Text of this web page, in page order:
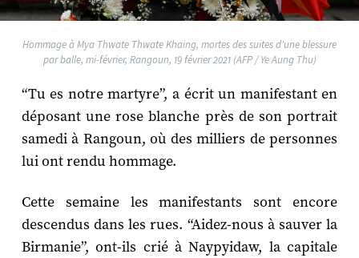
Hommage à Mya Thwate Thwate Khaing, mortes des suites d'une blessure
par balle, mi-février, Rangoun, 19 février 2021 (AFP / Ye Aung Thu)
“Tu es notre martyre”, a écrit un manifestant en
déposant une rose blanche près de son portrait
samedi à Rangoun, où des milliers de personnes
lui ont rendu hommage.
Cette semaine les manifestants sont encore
descendus dans les rues. “Aidez-nous à sauver la
Birmanie”, ont-ils crié à Naypyidaw, la capitale